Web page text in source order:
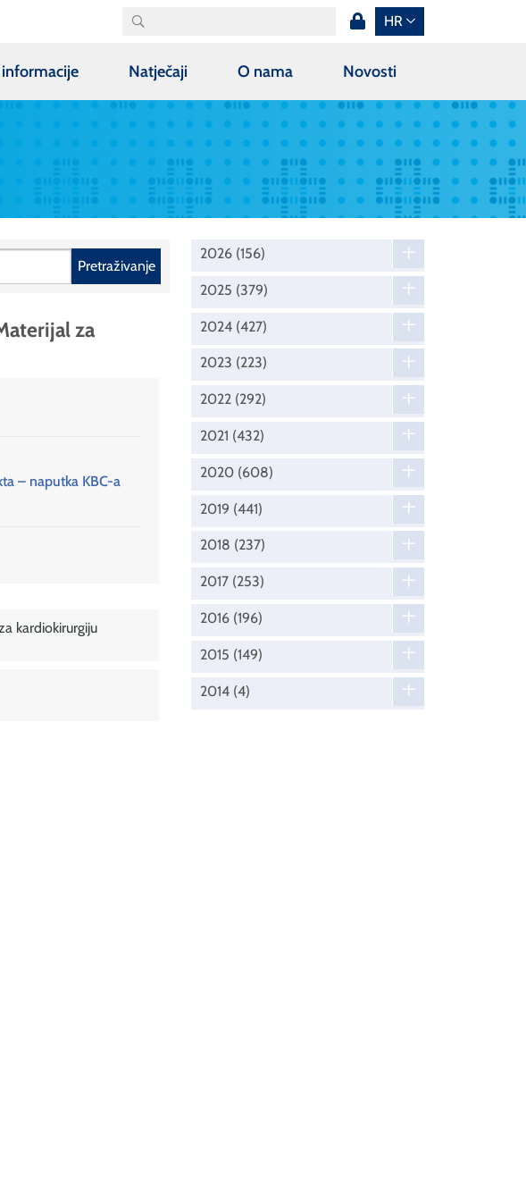
HR
informacije Natječaji O nama Novosti
Pretraživanje
za
– naputka KBC-a
kardiokirurgiju
2026 (156)
2025 (379)
2024 (427)
2023 (223)
2022 (292)
2021 (432)
2020 (608)
2019 (441)
2018 (237)
2017 (253)
2016 (196)
2015 (149)
2014 (4)